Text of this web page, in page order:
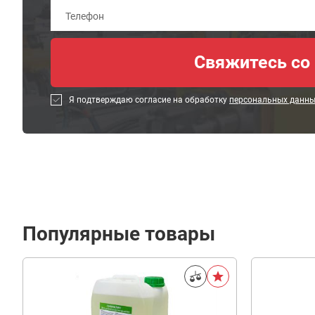
Я подтверждаю согласие на обработку персональных
Популярные товары